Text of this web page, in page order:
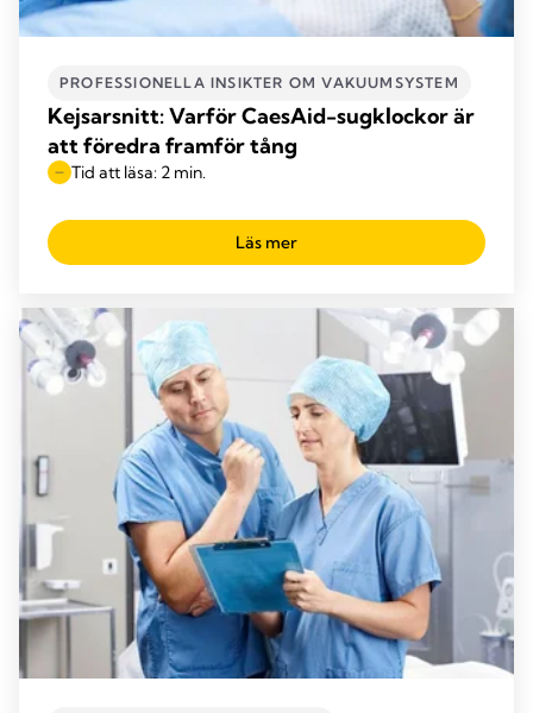
PROFESSIONELLA INSIKTER OM VAKUUMSYSTEM
Kejsarsnitt: Varför CaesAid-sugklockor är
att föredra framför tång
Tid att läsa: 2 min.
Läs mer